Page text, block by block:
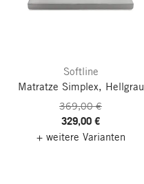
Softline
Matratze Simplex, Hellgrau
369,00 €
329,00 €
+ weitere Varianten